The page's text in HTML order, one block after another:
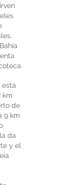
está
km
de
9 km
da
y el